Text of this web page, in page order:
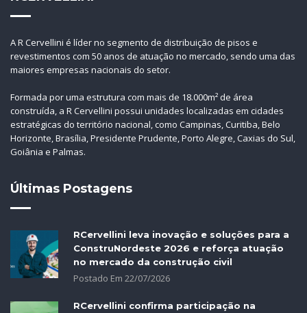
A R Cervellini é líder no segmento de distribuição de pisos e
revestimentos com 50 anos de atuação no mercado, sendo uma das
maiores empresas nacionais do setor.
Formada por uma estrutura com mais de 18.000m² de área
construída, a R Cervellini possui unidades localizadas em cidades
estratégicas do território nacional, como Campinas, Curitiba, Belo
Horizonte, Brasília, Presidente Prudente, Porto Alegre, Caxias do Sul,
Goiânia e Palmas.
Últimas Postagens
RCervellini leva inovação e soluções para a
ConstruNordeste 2026 e reforça atuação
no mercado da construção civil
Postado Em 22/07/2026
RCervellini confirma participação na